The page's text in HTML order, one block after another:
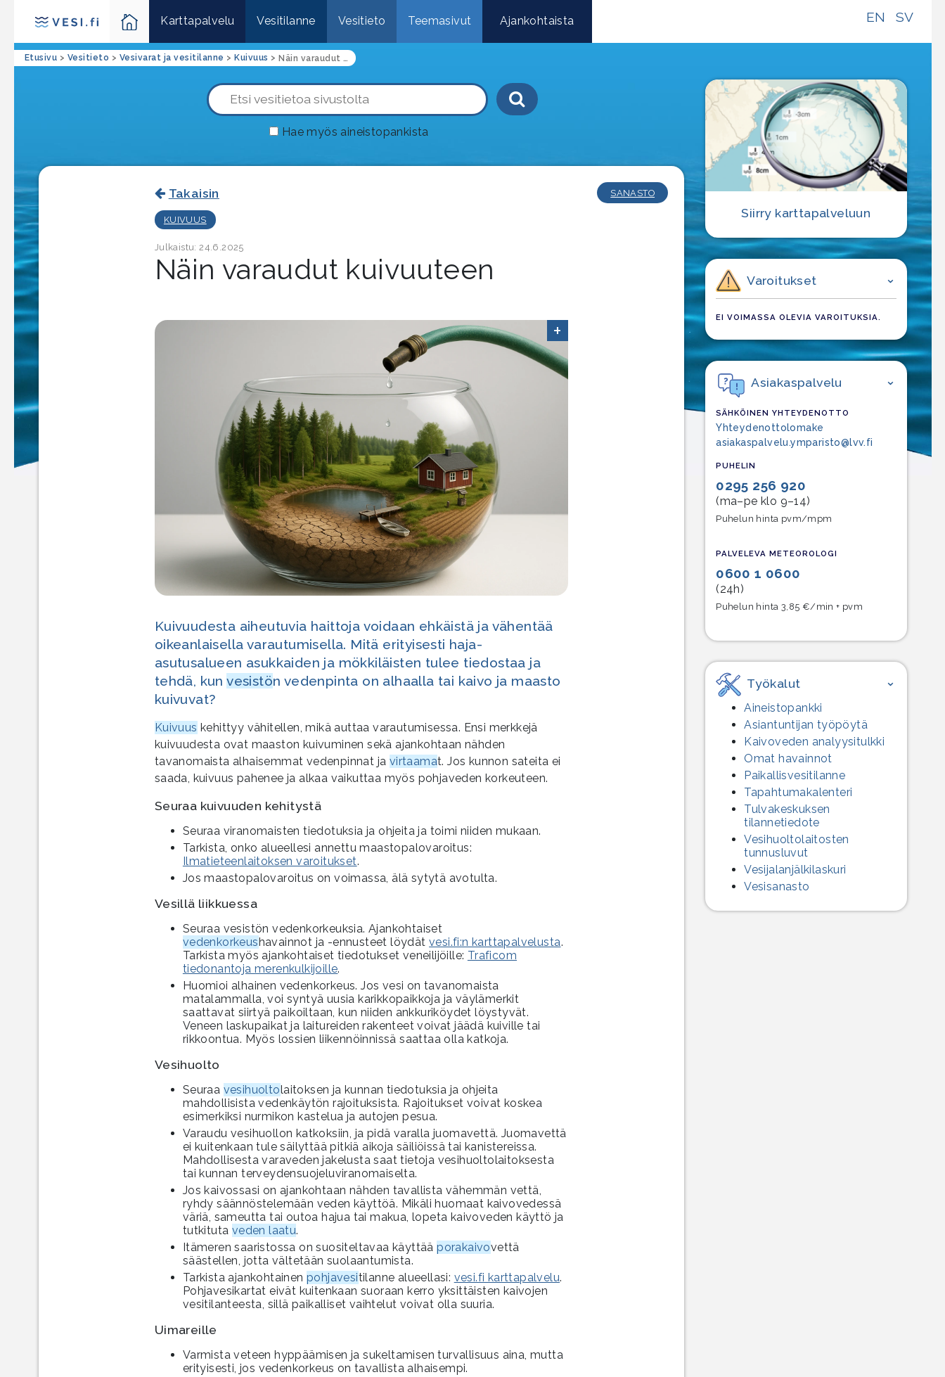
SV
EN
Karttapalvelu Vesitilanne Vesitieto Teemasivut Ajankohtaista
Etusivu > Vesitieto > Vesivarat ja vesitilanne > Kuivuus > Näin varaudut kuivuuteen
Haku-painike
Hae myös aineistopankista
Takaisin
KUIVUUS
Julkaistu: 24.6.2025
Näin varaudut kuivuuteen
+
Kuivuudesta aiheutuvia haittoja voidaan ehkäistä ja vähentää
oikeanlaisella varautumisella. Mitä erityisesti haja-
asutusalueen asukkaiden ja mökkiläisten tulee tiedostaa ja
tehdä, kunvesistön vedenpinta on alhaalla tai kaivo ja maasto
kuivuvat?
Kuivuus kehittyy vähitellen, mikä auttaa varautumisessa. Ensi merkkejä
kuivuudesta ovat maaston kuivuminen sekä ajankohtaan nähden
tavanomaista alhaisemmat vedenpinnat ja virtaamat. Jos kunnon sateita ei
saada, kuivuus pahenee ja alkaa vaikuttaa myös pohjaveden korkeuteen.
Seuraa kuivuuden kehitystä
Seuraa viranomaisten tiedotuksia ja ohjeita ja toimi niiden mukaan.
Tarkista, onko alueellesi annettu maastopalovaroitus:
Ilmatieteenlaitoksen varoitukset.
Jos maastopalovaroitus on voimassa, älä sytytä avotulta.
Vesillä liikkuessa
Seuraa vesistön vedenkorkeuksia. Ajankohtaiset
vedenkorkeushavainnot ja -ennusteet löydätvesi.fi:n karttapalvelusta.
Tarkista myös ajankohtaiset tiedotukset veneilijöille: Traficom
tiedonantoja merenkulkijoille.
Huomioi alhainen vedenkorkeus. Jos vesi on tavanomaista
matalammalla, voi syntyä uusia karikkopaikkoja ja väylämerkit
saattavat siirtyä paikoiltaan, kun niiden ankkuriköydet löystyvät.
Veneen laskupaikat ja laitureiden rakenteet voivat jäädä kuiville tai
rikkoontua. Myös lossien liikennöinnissä saattaa olla katkoja.
Vesihuolto
Seuraa vesihuoltolaitoksen ja kunnan tiedotuksia ja ohjeita
mahdollisista vedenkäytön rajoituksista. Rajoitukset voivat koskea
esimerkiksi nurmikon kastelua ja autojen pesua.
Varaudu vesihuollon katkoksiin, ja pidä varalla juomavettä. Juomavettä
ei kuitenkaan tule säilyttää pitkiä aikoja säiliöissä tai kanistereissa.
Mahdollisesta varaveden jakelusta saat tietoja vesihuoltolaitoksesta
tai kunnan terveydensuojeluviranomaiselta.
Jos kaivossasi on ajankohtaan nähden tavallista vähemmän vettä,
ryhdy säännöstelemään veden käyttöä. Mikäli huomaat kaivovedessä
väriä, sameutta tai outoa hajua tai makua, lopeta kaivoveden käyttö ja
tutkituta veden laatu.
Itämeren saaristossa on suositeltavaa käyttääporakaivovettä
säästellen, jotta vältetään suolaantumista.
Tarkista ajankohtainenpohjavesitilanne alueellasi: vesi.fi karttapalvelu.
Pohjavesikartat eivät kuitenkaan suoraan kerro yksittäisten kaivojen
vesitilanteesta, sillä paikalliset vaihtelut voivat olla suuria.
Uimareille
Varmista veteen hyppäämisen ja sukeltamisen turvallisuus aina, mutta
erityisesti, jos vedenkorkeus on tavallista alhaisempi.
SANASTO
Siirry karttapalveluun
Varoitukset
EI VOIMASSA OLEVIA VAROITUKSIA.
Asiakaspalvelu
SÄHKÖINEN YHTEYDENOTTO
Yhteydenottolomake
asiakaspalvelu.ymparisto@lvv.fi
PUHELIN
0295 256 920
(ma–pe klo 9–14)
Puhelun hinta pvm/mpm
PALVELEVA METEOROLOGI
0600 1 0600
(24h)
Puhelun hinta 3,85 €/min + pvm
Työkalut
Aineistopankki
Asiantuntijan työpöytä
Kaivoveden analyysitulkki
Omat havainnot
Paikallisvesitilanne
Tapahtumakalenteri
Tulvakeskuksen
tilannetiedote
Vesihuolto­laitosten
tunnusluvut
Vesijalanjälki­laskuri
Vesisanasto